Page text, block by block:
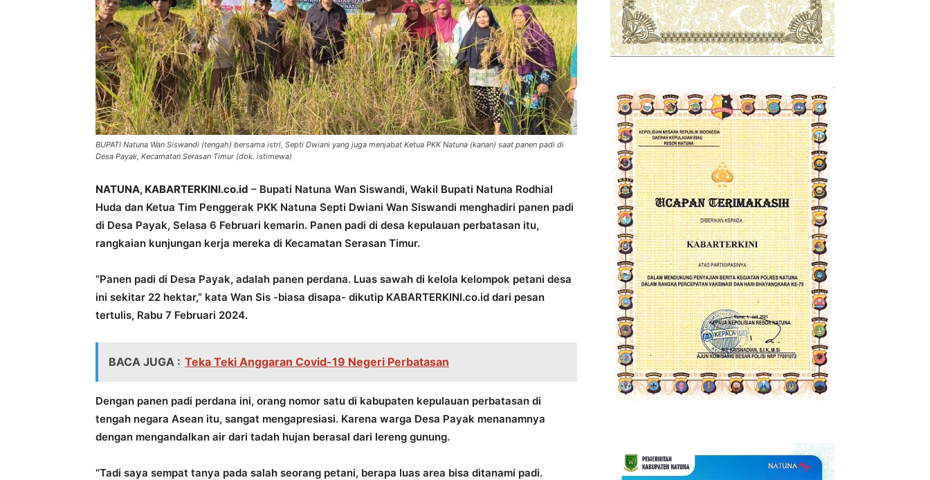
BUPATI Natuna Wan Siswandi (tengah) bersama istri, Septi Dwiani yang juga menjabat Ketua PKK Natuna (kanan) saat panen padi di
Desa Payak, Kecamatan Serasan Timur (dok. istimewa)
NATUNA, KABARTERKINI.co.id – Bupati Natuna Wan Siswandi, Wakil Bupati Natuna Rodhial
Huda dan Ketua Tim Penggerak PKK Natuna Septi Dwiani Wan Siswandi menghadiri panen padi
di Desa Payak, Selasa 6 Februari kemarin. Panen padi di desa kepulauan perbatasan itu,
rangkaian kunjungan kerja mereka di Kecamatan Serasan Timur.
“Panen padi di Desa Payak, adalah panen perdana. Luas sawah di kelola kelompok petani desa
ini sekitar 22 hektar,” kata Wan Sis -biasa disapa- dikutip KABARTERKINI.co.id dari pesan
tertulis, Rabu 7 Februari 2024.
BACA JUGA : Teka Teki Anggaran Covid-19 Negeri Perbatasan
Dengan panen padi perdana ini, orang nomor satu di kabupaten kepulauan perbatasan di
tengah negara Asean itu, sangat mengapresiasi. Karena warga Desa Payak menanamnya
dengan mengandalkan air dari tadah hujan berasal dari lereng gunung.
“Tadi saya sempat tanya pada salah seorang petani, berapa luas area bisa ditanami padi.